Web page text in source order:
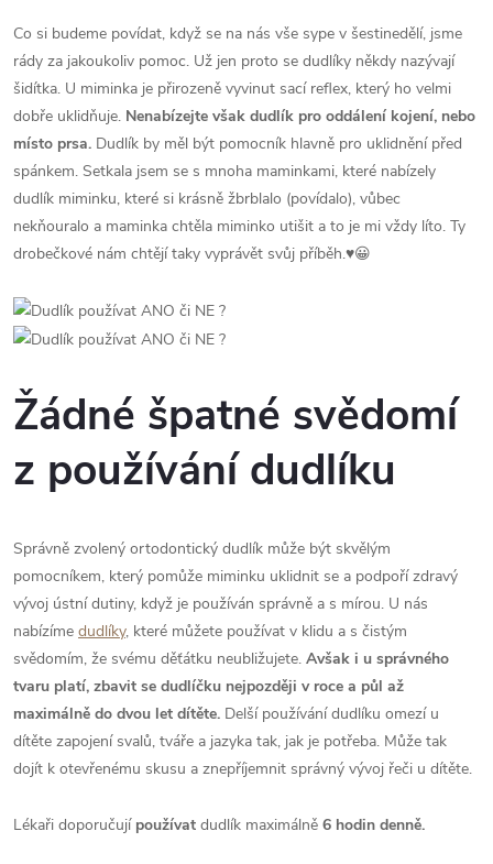
Co si budeme povídat, když se na nás vše sype v šestinedělí, jsme
rády za jakoukoliv pomoc. Už jen proto se dudlíky někdy nazývají
šidítka. U miminka je přirozeně vyvinut sací reflex, který ho velmi
dobře uklidňuje. Nenabízejte však dudlík pro oddálení kojení, nebo
místo prsa. Dudlík by měl být pomocník hlavně pro uklidnění před
spánkem. Setkala jsem se s mnoha maminkami, které nabízely
dudlík miminku, které si krásně žbrblalo (povídalo), vůbec
nekňouralo a maminka chtěla miminko utišit a to je mi vždy líto. Ty
drobečkové nám chtějí taky vyprávět svůj příběh.♥️😀
Žádné špatné svědomí
z používání dudlíku
Správně zvolený ortodontický dudlík může být skvělým
pomocníkem, který pomůže miminku uklidnit se a podpoří zdravý
vývoj ústní dutiny, když je používán správně a s mírou. U nás
nabízíme dudlíky, které můžete používat v klidu a s čistým
svědomím, že svému děťátku neubližujete. Avšak i u správného
tvaru platí, zbavit se dudlíčku nejpozději v roce a půl až
maximálně do dvou let dítěte. Delší používání dudlíku omezí u
dítěte zapojení svalů, tváře a jazyka tak, jak je potřeba. Může tak
dojít k otevřenému skusu a znepříjemnit správný vývoj řeči u dítěte.
Lékaři doporučují používat dudlík maximálně 6 hodin denně.